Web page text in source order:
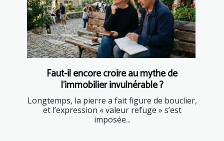
Faut-il encore croire au mythe de
l’immobilier invulnérable ?
Longtemps, la pierre a fait figure de bouclier,
et l’expression « valeur refuge » s’est
imposée...